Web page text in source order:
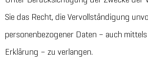
Sie das Recht, die Vervollständigung
personenbezogener Daten – auch
Erklärung – zu verlangen.